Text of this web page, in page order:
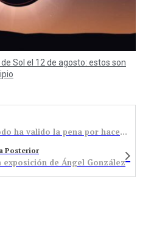
Sol el 12 de agosto: estos son
Rosó Buch se despide: “Todo ha valido la pena por hacerlo junto a vosotros”
Posterior
exposición de Ángel González